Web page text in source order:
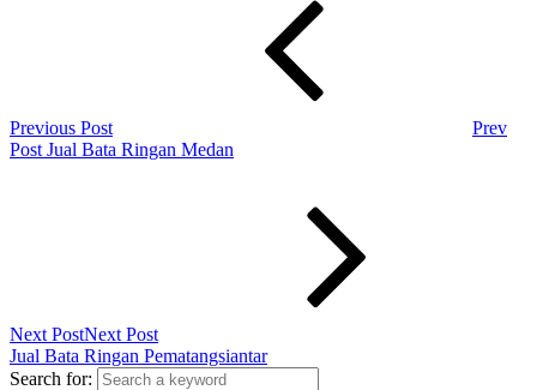
Previous Post
Prev
Post Jual Bata Ringan Medan
Next PostNext Post
Jual Bata Ringan Pematangsiantar
Search for: